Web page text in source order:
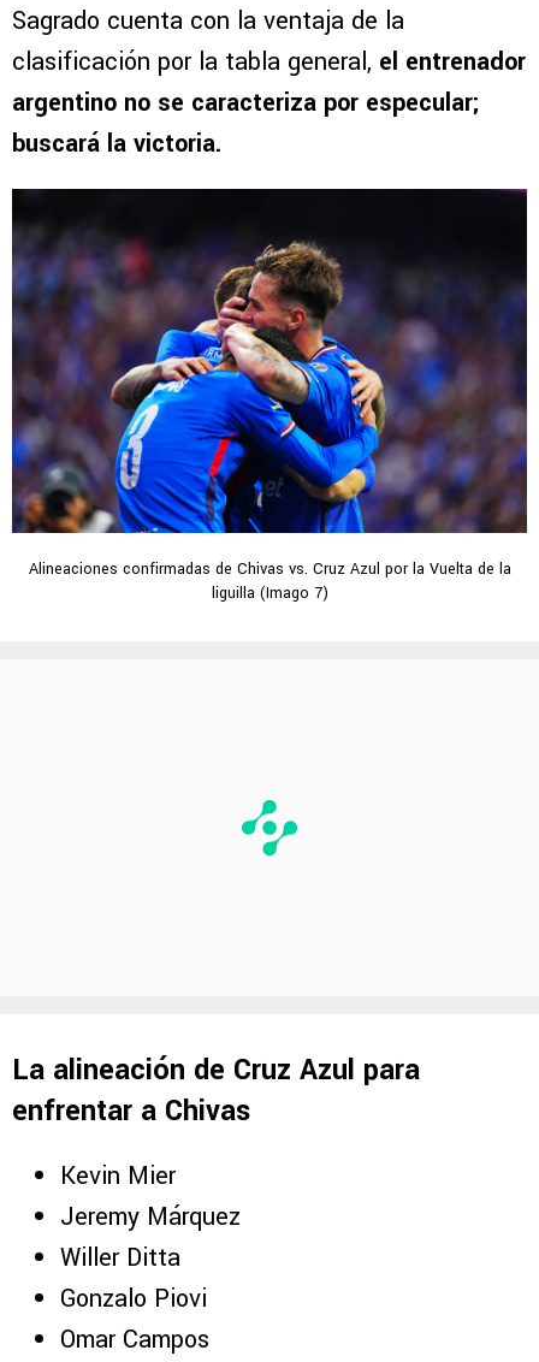
Sagrado cuenta con la ventaja de la
clasificación por la tabla general, el entrenador
argentino no se caracteriza por especular;
buscará la victoria.
Alineaciones confirmadas de Chivas vs. Cruz Azul por la Vuelta de la
liguilla (Imago 7)
La alineación de Cruz Azul para
enfrentar a Chivas
Kevin Mier
Jeremy Márquez
Willer Ditta
Gonzalo Piovi
Omar Campos